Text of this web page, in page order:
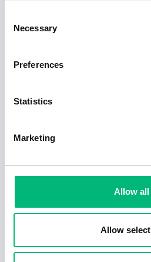
Selection
Necessary
Preferences
Statistics
Marketing
Allow all
Allow
Jobb för dig som är introvert